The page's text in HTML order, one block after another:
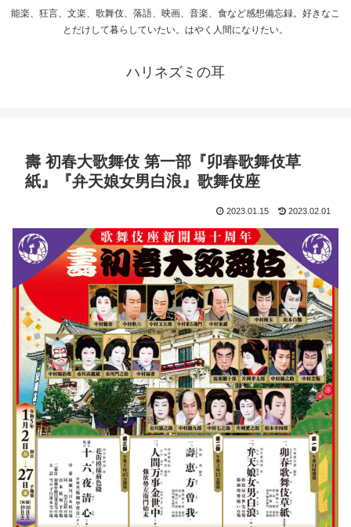
能楽、狂言、文楽、歌舞伎、落語、映画、音楽、食など感想備忘録。好きなこ
とだけして暮らしていたい。はやく人間になりたい。
ハリネズミの耳
壽 初春大歌舞伎 第一部『卯春歌舞伎草
紙』『弁天娘女男白浪』歌舞伎座
2023.01.15 2023.02.01